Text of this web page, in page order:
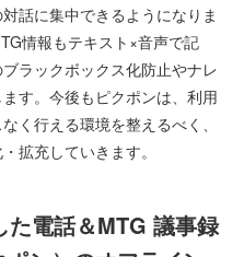
話に集中できるようになりま
情報もテキスト×音声で記
ラックボックス化防止やナレ
す。今後もピクポンは、利用
く行える環境を整えるべく、
拡充していきます。
た電話＆MTG 議事録